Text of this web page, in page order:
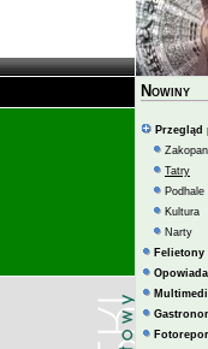
Nowiny
Tatry
Podhale
Kultura
Narty
Felietony